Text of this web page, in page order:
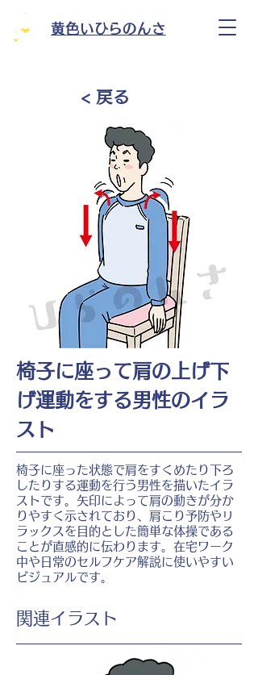
黄色いひらのんさ
< 戻る
椅子に座って肩の上げ下
げ運動をする男性のイラ
スト
椅子に座った状態で肩をすくめたり下ろ
したりする運動を行う男性を描いたイラ
ストです。矢印によって肩の動きが分か
りやすく示されており、肩こり予防やリ
ラックスを目的とした簡単な体操である
ことが直感的に伝わります。在宅ワーク
中や日常のセルフケア解説に使いやすい
ビジュアルです。
​関連イラスト